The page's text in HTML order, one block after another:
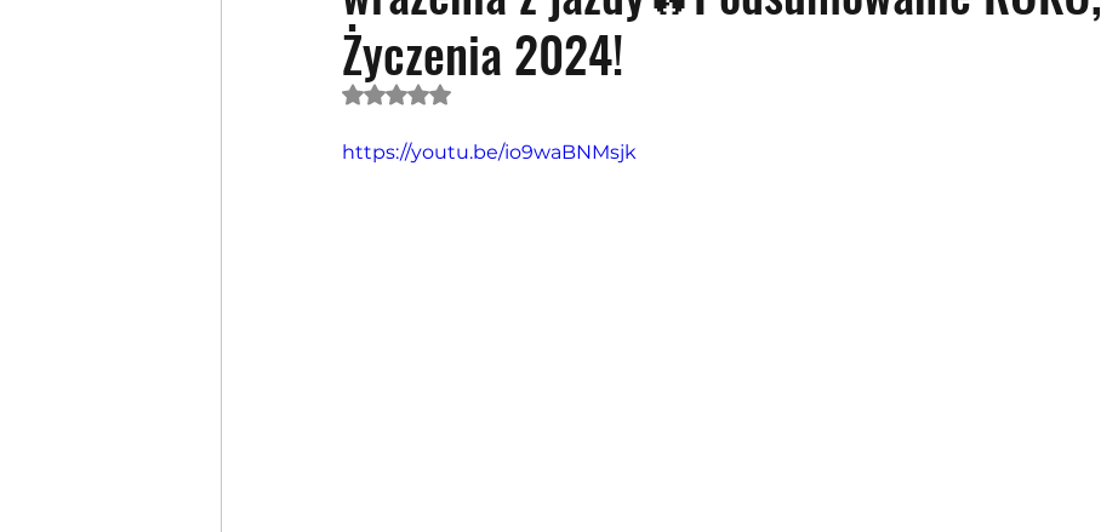
Życzenia 2024!
Oceniono na NaN z 5 gwiazdek.
https://youtu.be/io9waBNMsjk